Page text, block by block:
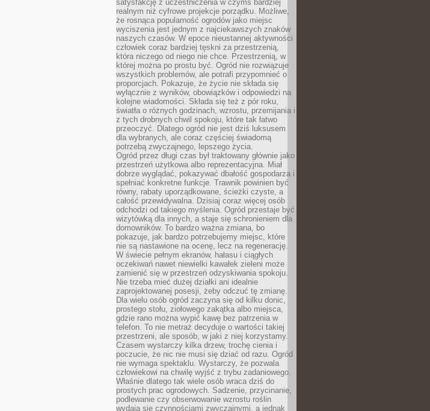
satysfakcję z uczestniczenia w czymś bardziej
realnym niż cyfrowe projekcje porządku. Możliwe,
że rosnąca popularność ogrodów jako miejsc
wyciszenia jest jednym z najciekawszych znaków
naszych czasów. W epoce nieustannej aktywności
człowiek coraz bardziej tęskni za przestrzenią,
która niczego od niego nie chce. Przestrzenią, w
której można po prostu być. Ogród nie rozwiązuje
wszystkich problemów, ale potrafi przypomnieć o
proporcjach. Pokazuje, że życie nie składa się
wyłącznie z wyników, obowiązków i odpowiedzi na
kolejne wiadomości. Składa się też z pór roku,
światła o różnych godzinach, wzrostu, przemijania i
z tych drobnych chwil spokoju, które tak łatwo
przeoczyć. Dlatego ogród nie jest dziś luksusem
dla wybranych, ale coraz częściej świadomą
potrzebą zwyczajnego, lepszego życia.
Ogród przez długi czas był traktowany głównie jako
przestrzeń użytkowa albo reprezentacyjna. Miał
dobrze wyglądać, pokazywać dbałość gospodarza i
spełniać konkretne funkcje. Trawnik powinien być
równy, rabaty uporządkowane, ścieżki czyste, a
całość przewidywalna. Dzisiaj coraz więcej osób
odchodzi od takiego myślenia. Ogród przestaje być
wizytówką dla innych, a staje się schronieniem dla
domowników. To bardzo ważna zmiana, bo
pokazuje, jak bardzo potrzebujemy miejsc, które
nie są nastawione na ocenę, lecz na regenerację.
W świecie pełnym ekranów, hałasu i ciągłych
oczekiwań nawet niewielki kawałek zieleni może
zamienić się w przestrzeń odzyskiwania spokoju.
Nie trzeba mieć dużej działki ani idealnie
zaprojektowanej posesji, żeby odczuć tę zmianę.
Dla wielu osób ogród zaczyna się od kilku donic,
prostego stołu, ziołowego zakątka albo miejsca,
gdzie rano można wypić kawę bez patrzenia w
telefon. To nie metraż decyduje o wartości takiej
przestrzeni, ale sposób, w jaki z niej korzystamy.
Czasem wystarczy kilka drzew, trochę cienia i
poczucie, że nic nie musi się dziać od razu. Ogród
nie wymaga spektaklu. Wystarczy, że pozwala
człowiekowi na chwilę wyjść z trybu zadaniowego.
Właśnie dlatego tak wiele osób wraca dziś do
prostych prac ogrodowych. Sadzenie, przycinanie,
podlewanie czy obserwowanie wzrostu roślin
wydają się czynnościami zwyczajnymi, a jednak